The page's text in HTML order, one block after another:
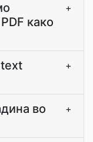
како
+
+
во
+